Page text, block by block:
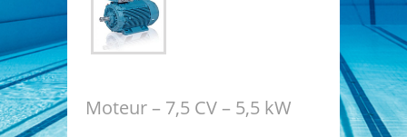
Moteur – 7,5 CV – 5,5 kW